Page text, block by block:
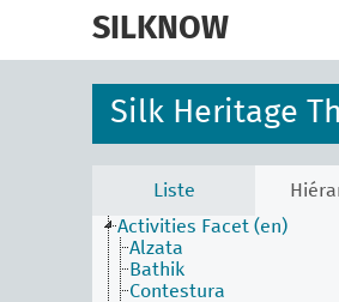
SILKNOW
Silk Heritage
Liste
Activities Facet (en)
Alzata
Bathik
Contestura